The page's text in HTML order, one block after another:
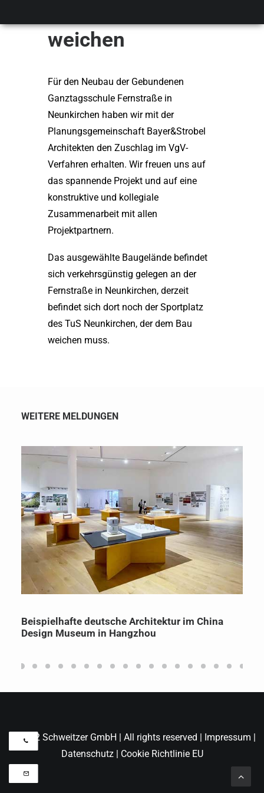
weichen
Für den Neubau der Gebundenen
Ganztagsschule Fernstraße in
Neunkirchen haben wir mit der
Planungsgemeinschaft Bayer&Strobel
Architekten den Zuschlag im VgV-
Verfahren erhalten. Wir freuen uns auf
das spannende Projekt und auf eine
konstruktive und kollegiale
Zusammenarbeit mit allen
Projektpartnern.
Das ausgewählte Baugelände befindet
sich verkehrsgünstig gelegen an der
Fernstraße in Neunkirchen, derzeit
befindet sich dort noch der Sportplatz
des TuS Neunkirchen, der dem Bau
weichen muss.
WEITERE MELDUNGEN
Beispielhafte deutsche Architektur im China
Design Museum in Hangzhou
© 2022 Schweitzer GmbH | All rights reserved | Impressum |
Datenschutz| Cookie Richtlinie EU